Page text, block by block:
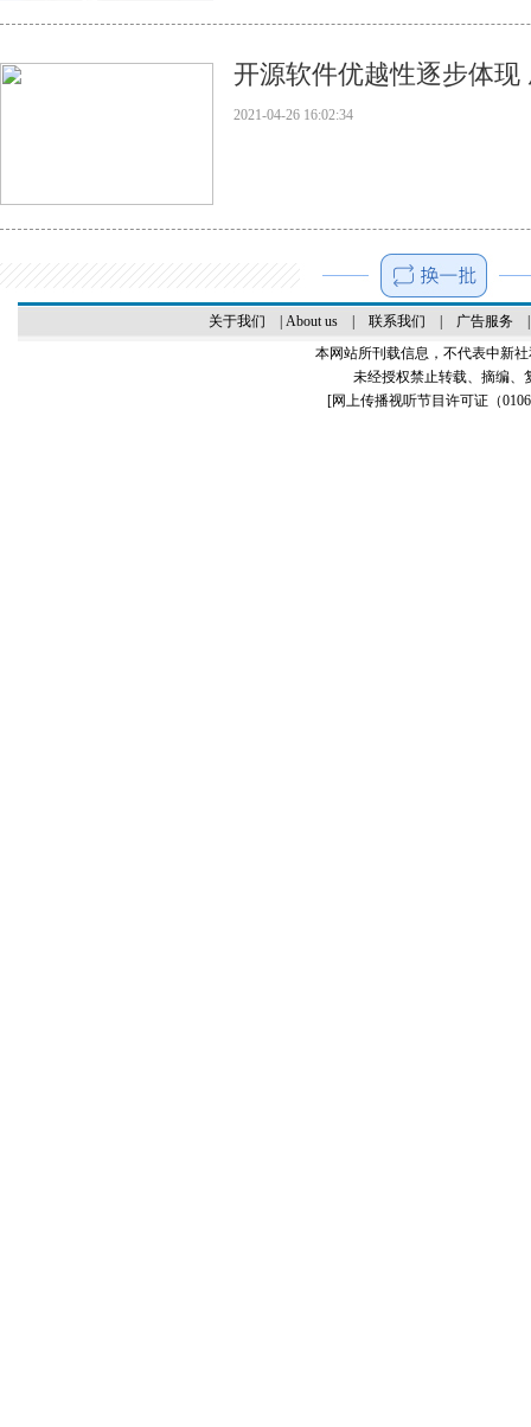
开源软件优越性逐步体
2021-04-26 16:02:34
关于我们 |About us |联系我们 广告服务
本网站所刊载信息，不代表中新
未经授权禁止转载、摘编、
[网上传播视听节目许可证（